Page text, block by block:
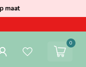
maat
0